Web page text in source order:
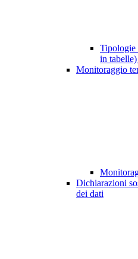
Tipologie
in tabelle)
Monitoraggio
Dichiarazioni
dei dati